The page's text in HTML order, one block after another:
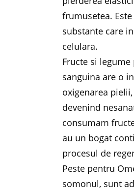
frumusetea.
substante care
celulara.
Fructe si
sanguina are o
oxigenarea
devenind
consumam
au un bogat
procesul de
Peste pentru
somonul, sunt